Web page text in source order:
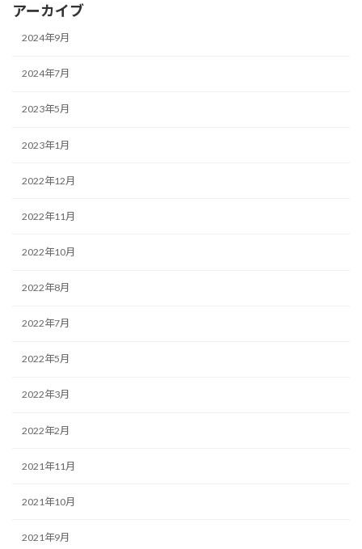
アーカイブ
2024年9月
2024年7月
2023年5月
2023年1月
2022年12月
2022年11月
2022年10月
2022年8月
2022年7月
2022年5月
2022年3月
2022年2月
2021年11月
2021年10月
2021年9月